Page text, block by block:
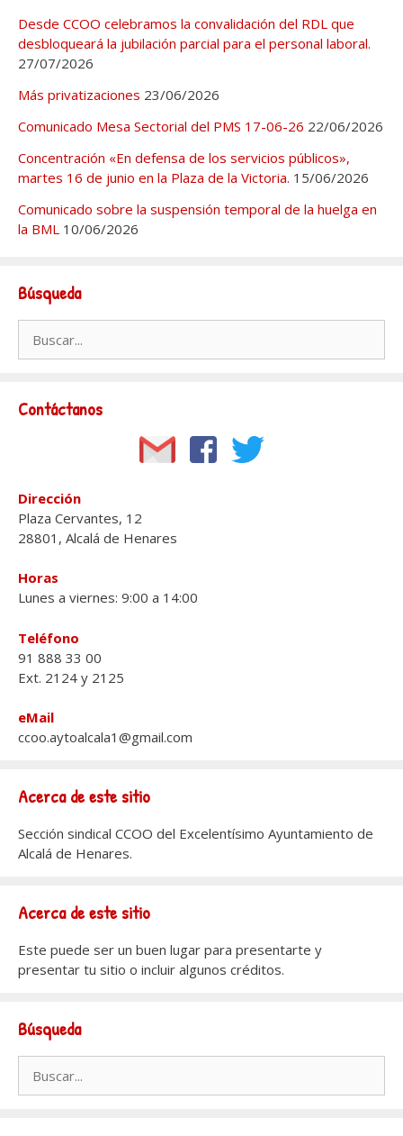
Desde CCOO celebramos la convalidación del RDL que
desbloqueará la jubilación parcial para el personal laboral.
27/07/2026
Más privatizaciones 23/06/2026
Comunicado Mesa Sectorial del PMS 17-06-26 22/06/2026
Concentración «En defensa de los servicios públicos»,
martes 16 de junio en la Plaza de la Victoria. 15/06/2026
Comunicado sobre la suspensión temporal de la huelga en
la BML 10/06/2026
Búsqueda
Contáctanos
Dirección
Plaza Cervantes, 12
28801, Alcalá de Henares
Horas
Lunes a viernes: 9:00 a 14:00
Teléfono
91 888 33 00
Ext. 2124 y 2125
eMail
ccoo.aytoalcala1@gmail.com
Acerca de este sitio
Sección sindical CCOO del Excelentísimo Ayuntamiento de
Alcalá de Henares.
Acerca de este sitio
Este puede ser un buen lugar para presentarte y
presentar tu sitio o incluir algunos créditos.
Búsqueda